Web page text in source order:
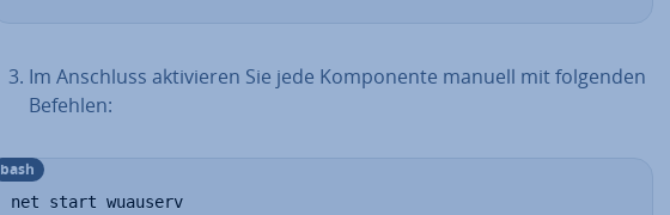
Im Anschluss ak­ti­vie­ren Sie jede Kom­po­nen­te manuell mit folgenden
Befehlen:
net start wuauserv
bash